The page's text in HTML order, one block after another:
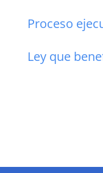
Proceso
Ley que